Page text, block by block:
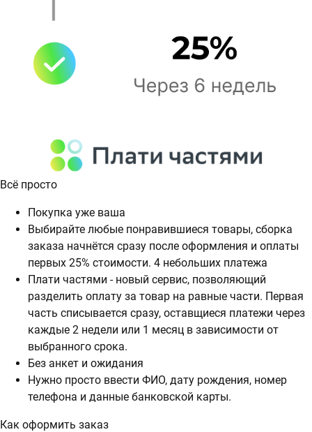
Всё просто
Покупка уже ваша
Выбирайте любые понравившиеся товары, сборка
заказа начнётся сразу после оформления и оплаты
первых 25% стоимости. 4 небольших платежа
Плати частями - новый сервис, позволяющий
разделить оплату за товар на равные части. Первая
часть списывается сразу, оставщиеся платежи через
каждые 2 недели или 1 месяц в зависимости от
выбранного срока.
Без анкет и ожидания
Нужно просто ввести ФИО, дату рождения, номер
телефона и данные банковской карты.
Как оформить заказ